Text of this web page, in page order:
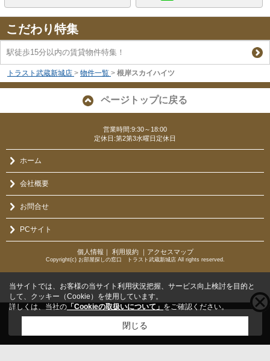
こだわり特集
駅徒歩15分以内の賃貸物件特集！
トラスト武蔵新城店 > 物件一覧 > 根岸スカイハイツ
ページトップに戻る
営業時間:9:30～18:00
定休日:第2第3水曜日定休日
ホーム
会社概要
お問合せ
PCサイト
個人情報 利用規約｜ アクセスマップ
Copyright(c) お部屋探しの窓口 トラスト武蔵新城店 All rights reserved.
こちらの物件をご覧の方にお勧めな物件
当サイトでは、お客様の当サイト利用状況把握、サービス向上検討を目的と
して、クッキー（Cookie）を使用しています。
詳しくは、当社の 「Cookieの取扱いについて」 をご確認ください。
閉じる